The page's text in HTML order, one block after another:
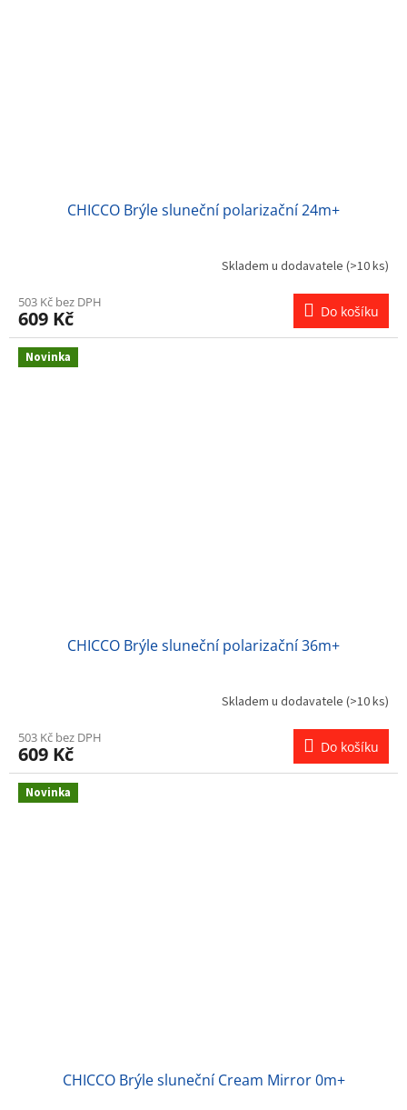
CHICCO Brýle sluneční polarizační 24m+
Skladem u dodavatele (>10 ks)
503 Kč bez DPH
609 Kč Do košíku
Novinka
CHICCO Brýle sluneční polarizační 36m+
Skladem u dodavatele (>10 ks)
503 Kč bez DPH
609 Kč Do košíku
Novinka
CHICCO Brýle sluneční Cream Mirror 0m+